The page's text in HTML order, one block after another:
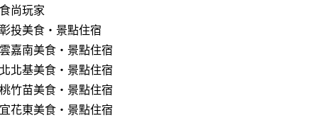
食尚玩家
彰投美食‧景點住宿
雲嘉南美食‧景點住宿
北北基美食‧景點住宿
桃竹苗美食‧景點住宿
宜花東美食‧景點住宿